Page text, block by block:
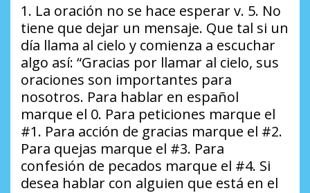
1. La oración no se hace esperar v. 5. No
tiene que dejar un mensaje. Que tal si un
día llama al cielo y comienza a escuchar
algo así: “Gracias por llamar al cielo, sus
oraciones son importantes para
nosotros. Para hablar en español
marque el 0. Para peticiones marque el
#1. Para acción de gracias marque el #2.
Para quejas marque el #3. Para
confesión de pecados marque el #4. Si
desea hablar con alguien que está en el